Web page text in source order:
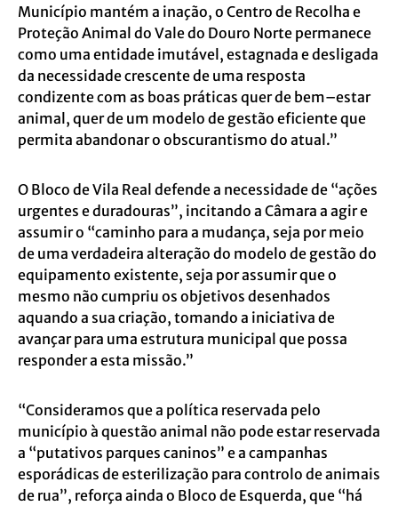
Município mantém a inação, o Centro de Recolha e
Proteção Animal do Vale do Douro Norte permanece
como uma entidade imutável, estagnada e desligada
da necessidade crescente de uma resposta
condizente com as boas práticas quer de bem–estar
animal, quer de um modelo de gestão eficiente que
permita abandonar o obscurantismo do atual.”
O Bloco de Vila Real defende a necessidade de “ações
urgentes e duradouras”, incitando a Câmara a agir e
assumir o “caminho para a mudança, seja por meio
de uma verdadeira alteração do modelo de gestão do
equipamento existente, seja por assumir que o
mesmo não cumpriu os objetivos desenhados
aquando a sua criação, tomando a iniciativa de
avançar para uma estrutura municipal que possa
responder a esta missão.”
“Consideramos que a política reservada pelo
município à questão animal não pode estar reservada
a “putativos parques caninos” e a campanhas
esporádicas de esterilização para controlo de animais
de rua”, reforça ainda o Bloco de Esquerda, que “há